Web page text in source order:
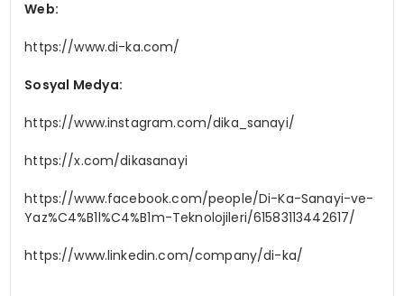
Web:
https://www.di-ka.com/
Sosyal Medya:
https://www.instagram.com/dika_sanayi/
https://x.com/dikasanayi
https://www.facebook.com/people/Di-Ka-Sanayi-ve-
Yaz%C4%B1l%C4%B1m-Teknolojileri/61583113442617/
https://www.linkedin.com/company/di-ka/